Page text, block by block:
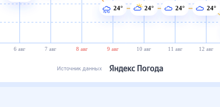
6 авг 7 авг 8 авг 9 авг 10 авг 11 авг 12 авг
24° 24° 24° 24°
Источник данных